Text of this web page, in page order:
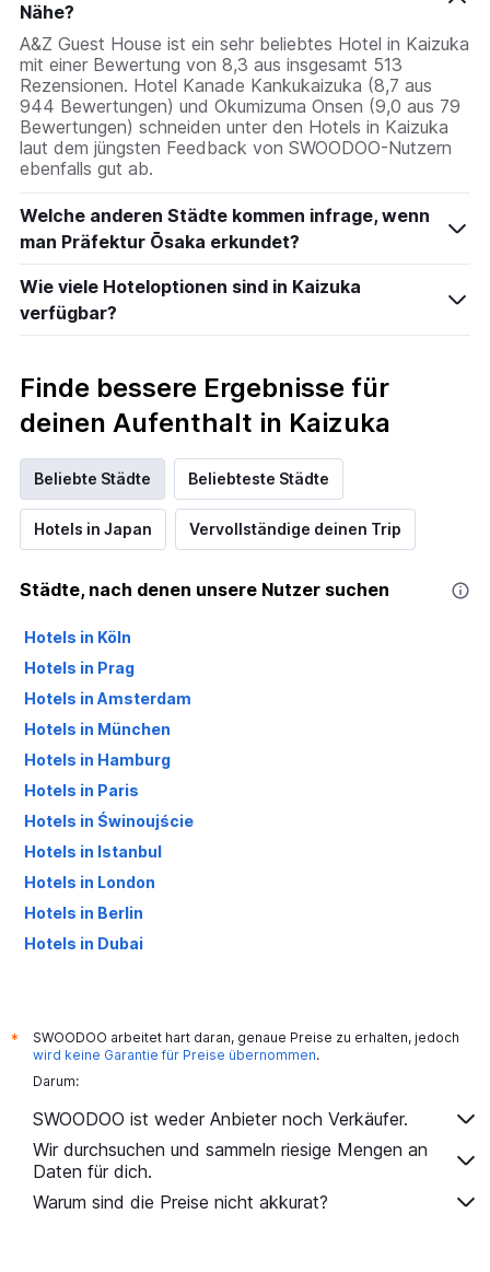
Nähe?
A&Z Guest House ist ein sehr beliebtes Hotel in Kaizuka
mit einer Bewertung von 8,3 aus insgesamt 513
Rezensionen. Hotel Kanade Kankukaizuka (8,7 aus
944 Bewertungen) und Okumizuma Onsen (9,0 aus 79
Bewertungen) schneiden unter den Hotels in Kaizuka
laut dem jüngsten Feedback von SWOODOO-Nutzern
ebenfalls gut ab.
Welche anderen Städte kommen infrage, wenn
man Präfektur Ōsaka erkundet?
Wie viele Hoteloptionen sind in Kaizuka
verfügbar?
Finde bessere Ergebnisse für
deinen Aufenthalt in Kaizuka
Beliebte Städte Beliebteste Städte
Hotels in Japan Vervollständige deinen Trip
Städte, nach denen unsere Nutzer suchen
Hotels in Köln
Hotels in Prag
Hotels in Amsterdam
Hotels in München
Hotels in Hamburg
Hotels in Paris
Hotels in Świnoujście
Hotels in Istanbul
Hotels in London
Hotels in Berlin
Hotels in Dubai
*
SWOODOO arbeitet hart daran, genaue Preise zu erhalten, jedoch
wird keine Garantie für Preise übernommen.
Darum:
SWOODOO ist weder Anbieter noch Verkäufer.
Wir durchsuchen und sammeln riesige Mengen an
Daten für dich.
Warum sind die Preise nicht akkurat?